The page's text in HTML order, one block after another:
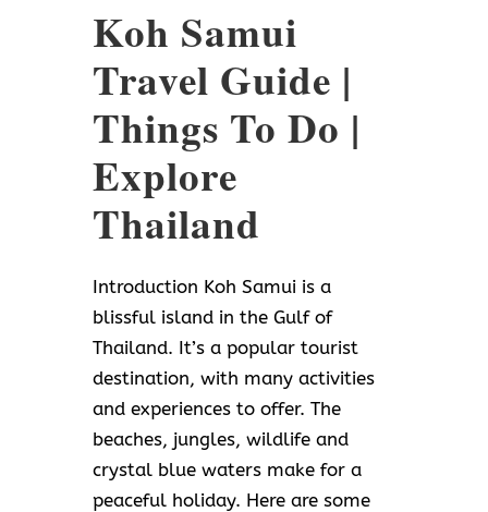
Koh Samui
Travel Guide |
Things To Do |
Explore
Thailand
Introduction Koh Samui is a
blissful island in the Gulf of
Thailand. It’s a popular tourist
destination, with many activities
and experiences to offer. The
beaches, jungles, wildlife and
crystal blue waters make for a
peaceful holiday. Here are some